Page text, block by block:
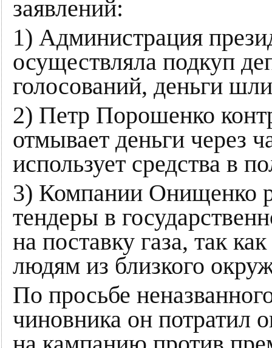
заявлений:
1) Администрация
осуществляла подкуп
голосований, деньги
2) Петр Порошенко
отмывает деньги через
использует средства в
3) Компании Онищенко
тендеры в
на поставку газа, так
людям из близкого
По просьбе
чиновника он потратил